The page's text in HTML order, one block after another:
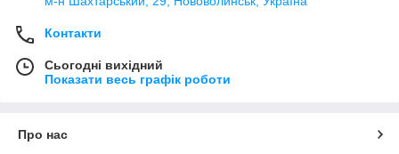
Контакти
Сьогодні вихідний
Показати весь графік роботи
Про нас